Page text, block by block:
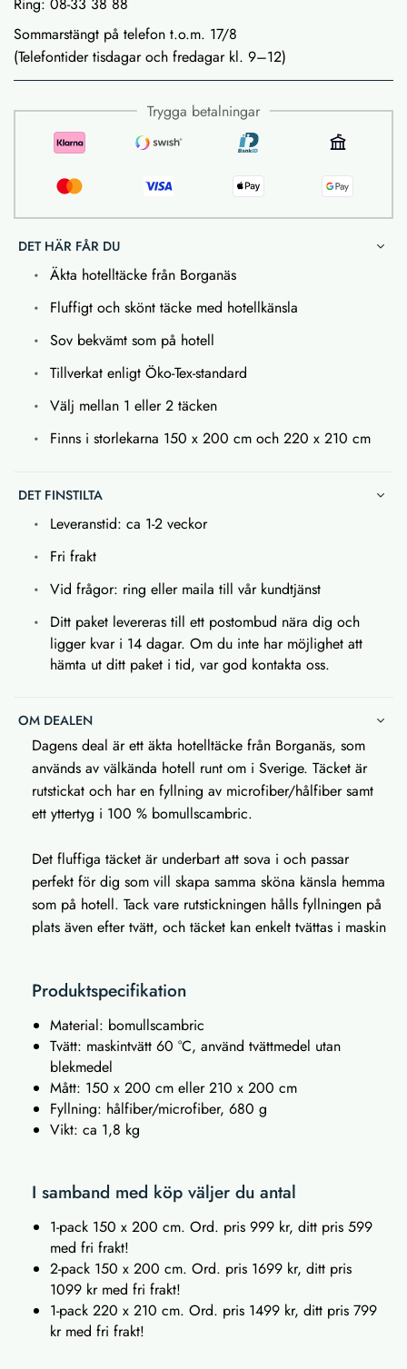
Ring: 08-33 38 88
Sommarstängt på telefon t.o.m. 17/8
(Telefontider tisdagar och fredagar kl. 9–12)
Trygga betalningar
DET HÄR FÅR DU
Äkta hotelltäcke från Borganäs
Fluffigt och skönt täcke med hotellkänsla
Sov bekvämt som på hotell
Tillverkat enligt Öko-Tex-standard
Välj mellan 1 eller 2 täcken
Finns i storlekarna 150 x 200 cm och 220 x 210 cm
DET FINSTILTA
Leveranstid: ca 1-2 veckor
Fri frakt
Vid frågor: ring eller maila till vår kundtjänst
Ditt paket levereras till ett postombud nära dig och
ligger kvar i 14 dagar. Om du inte har möjlighet att
hämta ut ditt paket i tid, var god kontakta oss.
OM DEALEN
Dagens deal är ett äkta hotelltäcke från Borganäs, som
används av välkända hotell runt om i Sverige. Täcket är
rutstickat och har en fyllning av microfiber/hålfiber samt
ett yttertyg i 100 % bomullscambric.
Det fluffiga täcket är underbart att sova i och passar
perfekt för dig som vill skapa samma sköna känsla hemma
som på hotell. Tack vare rutstickningen hålls fyllningen på
plats även efter tvätt, och täcket kan enkelt tvättas i maskin
Produktspecifikation
Material: bomullscambric
Tvätt: maskintvätt 60 °C, använd tvättmedel utan
blekmedel
Mått: 150 x 200 cm eller 210 x 200 cm
Fyllning: hålfiber/microfiber, 680 g
Vikt: ca 1,8 kg
I samband med köp väljer du antal
1-pack 150 x 200 cm. Ord. pris 999 kr, ditt pris 599
med fri frakt!
2-pack 150 x 200 cm. Ord. pris 1699 kr, ditt pris
1099 kr med fri frakt!
1-pack 220 x 210 cm. Ord. pris 1499 kr, ditt pris 799
kr med fri frakt!